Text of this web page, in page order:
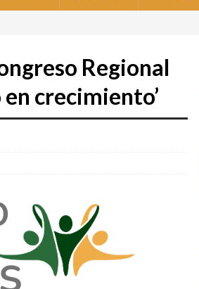
Regional
crecimiento’